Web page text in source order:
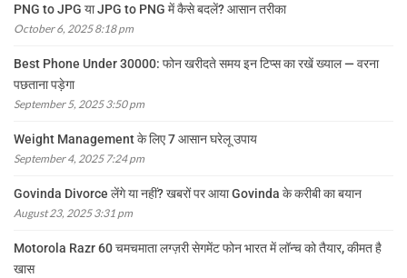
PNG to JPG या JPG to PNG में कैसे बदलें? आसान तरीका
October 6, 2025 8:18 pm
Best Phone Under 30000: फोन खरीदते समय इन टिप्स का रखें ख्याल — वरना
पछताना पड़ेगा
September 5, 2025 3:50 pm
Weight Management के लिए 7 आसान घरेलू उपाय
September 4, 2025 7:24 pm
Govinda Divorce लेंगे या नहीं? खबरों पर आया Govinda के करीबी का बयान
August 23, 2025 3:31 pm
Motorola Razr 60 चमचमाता लग्ज़री सेगमेंट फोन भारत में लॉन्च को तैयार, कीमत है
खास